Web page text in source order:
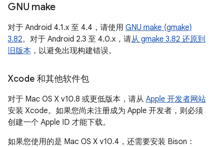
GNU make
对于 Android 4.1.x 至 4.4，请使用 GNU make (gmake)
3.82。对于 Android 2.3 至 4.0.x，请从 gmake 3.82 还原到
旧版本 ，以避免出现构建错误。
Xcode 和其他软件包
对于 Mac OS X v10.8 或更低版本，请从 Apple 开发者网站
安装 Xcode。如果您尚未注册成为 Apple 开发者，则必须
创建一个 Apple ID 才能下载。
如果您使用的是 Mac OS X v10.4，还需要安装 Bison：